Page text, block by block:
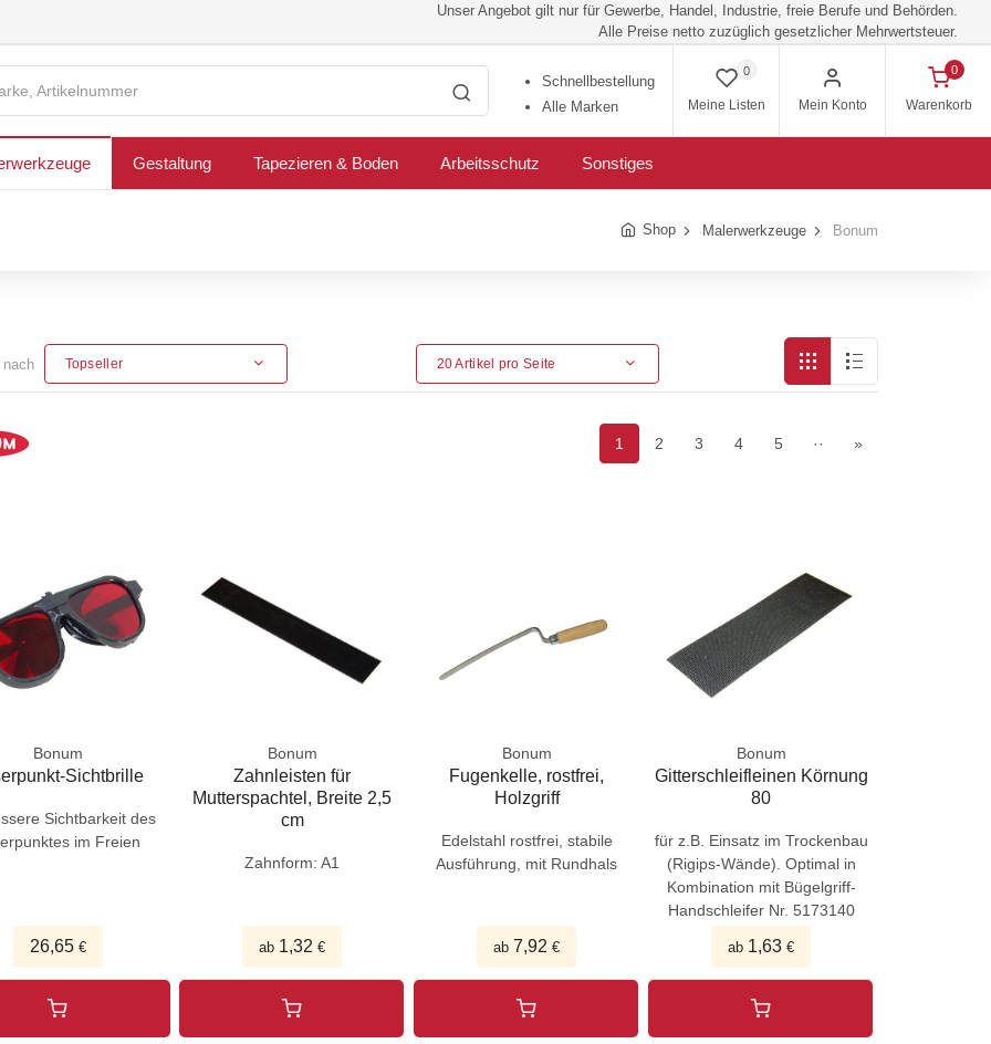
Unser Angebot gilt nur für Gewerbe, Handel, Industrie, freie Berufe und Behörden.
Alle Preise netto zuzüglich gesetzlicher Mehrwertsteuer.
Schnellbestellung
Alle Marken
0
Meine Listen Mein Konto
0
Warenkorb
Gestaltung Tapezieren & Boden Arbeitsschutz Sonstiges
Shop Malerwerkzeuge Bonum
nach Topseller 20 Artikel pro Seite
1 2 3 4 5 ·· »
Bonum
Sichtbrille
Sichtbarkeit des
im Freien
26,65€
Bonum
Zahnleisten für
Mutterspachtel, Breite 2,5
cm
Zahnform: A1
ab 1,32 €
Bonum
Fugenkelle, rostfrei,
Holzgriff
Edelstahl rostfrei, stabile
Ausführung, mit Rundhals
ab 7,92 €
Bonum
Gitterschleifleinen Körnung
80
für z.B. Einsatz im Trockenbau
(Rigips-Wände). Optimal in
Kombination mit Bügelgriff-
Handschleifer Nr. 5173140
ab 1,63 €